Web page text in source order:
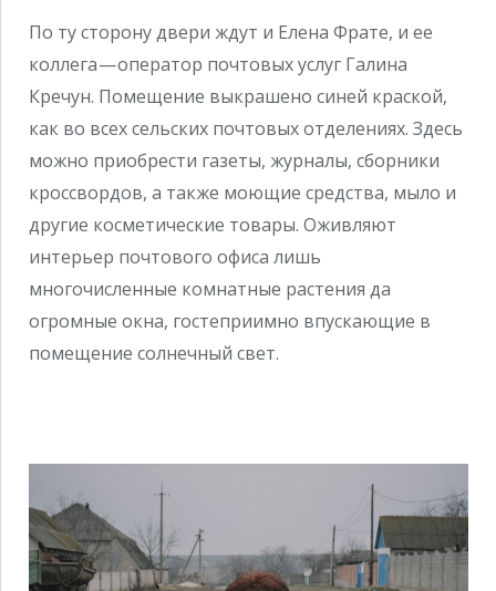
По ту сторону двери ждут и Елена Фрате, и ее
коллега — оператор почтовых услуг Галина
Кречун. Помещение выкрашено синей краской,
как во всех сельских почтовых отделениях. Здесь
можно приобрести газеты, журналы, сборники
кроссвордов, а также моющие средства, мыло и
другие косметические товары. Оживляют
интерьер почтового офиса лишь
многочисленные комнатные растения да
огромные окна, гостеприимно впускающие в
помещение солнечный свет.